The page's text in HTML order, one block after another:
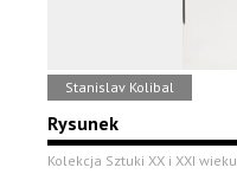
Stanislav Kolibal
Rysunek
Kolekcja Sztuki XX i XXI wieku